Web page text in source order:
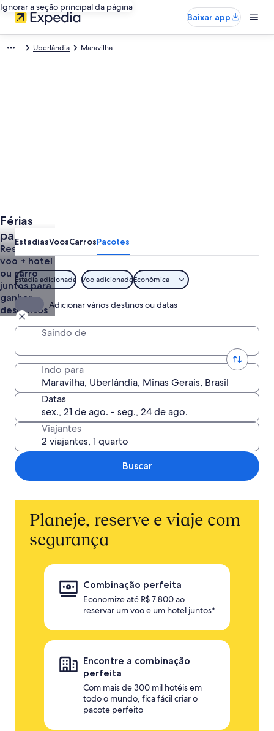
Ignorar a seção principal da página
Baixar app
Uberlândia Maravilha
Férias
para
Maravilha
Reserve um
voo + hotel
ou carro
juntos para
ganhar
descontos
EstadiasVoosCarrosPacotes
Estadia adicionada Voo adicionadoEconômica
Adicionar vários destinos ou datas
Saindo de
Indo para
Datas
Viajantes
Buscar
Planeje, reserve e viaje com
segurança
Combinação perfeita
Economize até R$ 7.800 ao
reservar um voo e um hotel juntos*
Encontre a combinação
perfeita
Com mais de 300 mil hotéis em
todo o mundo, fica fácil criar o
pacote perfeito